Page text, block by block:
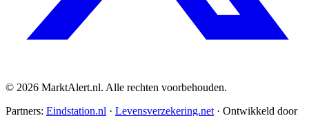
© 2026 MarktAlert.nl. Alle rechten voorbehouden.
Partners: Eindstation.nl · Levensverzekering.net · Ontwikkeld door